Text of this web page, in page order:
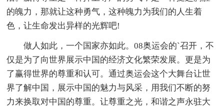
的魄力，那就让这种勇气，这种魄力为我们的人生着
色，让生命发出异样的光辉吧!
做人如此，一个国家亦如此。08奥运会的`召开，不
仅是为了向世界展示中国的经济文化繁荣发展。更是为
了赢得世界的尊重和认可。通过奥运会这个大舞台让世
界了解中国，展示中国的魅力与风采，用我们不断的努
力来换取对中国的尊重。让尊重之光，和谐之声永驻大